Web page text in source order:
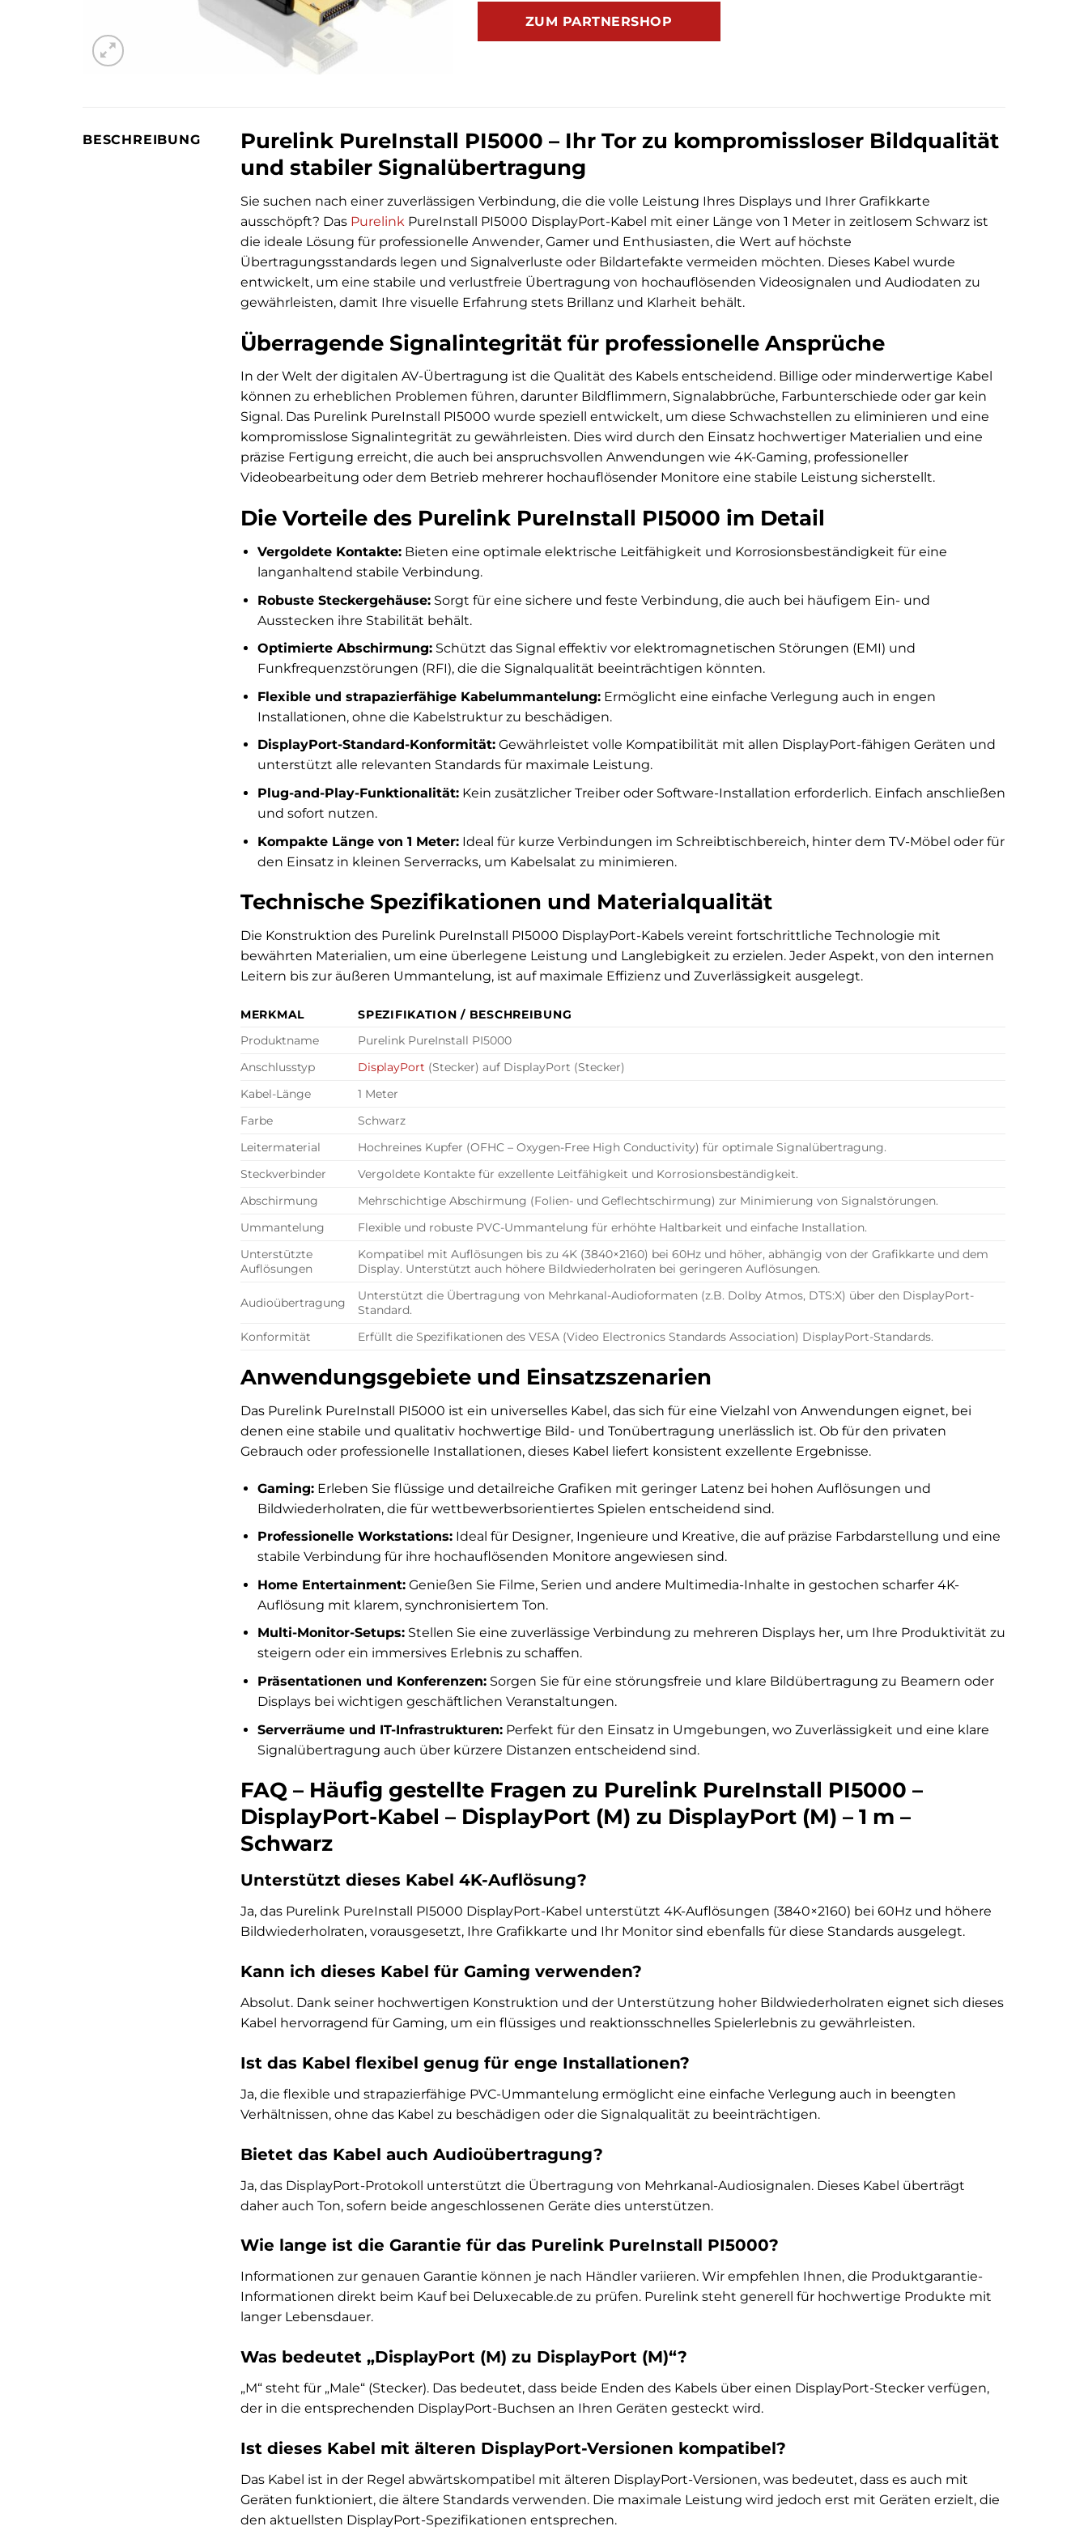
ZUM PARTNERSHOP
BESCHREIBUNG
Purelink PureInstall PI5000 – Ihr Tor zu kompromissloser Bildqualität
und stabiler Signalübertragung
Sie suchen nach einer zuverlässigen Verbindung, die die volle Leistung Ihres Displays und Ihrer Grafikkarte
ausschöpft? Das Purelink PureInstall PI5000 DisplayPort-Kabel mit einer Länge von 1 Meter in zeitlosem Schwarz ist
die ideale Lösung für professionelle Anwender, Gamer und Enthusiasten, die Wert auf höchste
Übertragungsstandards legen und Signalverluste oder Bildartefakte vermeiden möchten. Dieses Kabel wurde
entwickelt, um eine stabile und verlustfreie Übertragung von hochauflösenden Videosignalen und Audiodaten zu
gewährleisten, damit Ihre visuelle Erfahrung stets Brillanz und Klarheit behält.
Überragende Signalintegrität für professionelle Ansprüche
In der Welt der digitalen AV-Übertragung ist die Qualität des Kabels entscheidend. Billige oder minderwertige Kabel
können zu erheblichen Problemen führen, darunter Bildflimmern, Signalabbrüche, Farbunterschiede oder gar kein
Signal. Das Purelink PureInstall PI5000 wurde speziell entwickelt, um diese Schwachstellen zu eliminieren und eine
kompromisslose Signalintegrität zu gewährleisten. Dies wird durch den Einsatz hochwertiger Materialien und eine
präzise Fertigung erreicht, die auch bei anspruchsvollen Anwendungen wie 4K-Gaming, professioneller
Videobearbeitung oder dem Betrieb mehrerer hochauflösender Monitore eine stabile Leistung sicherstellt.
Die Vorteile des Purelink PureInstall PI5000 im Detail
Vergoldete Kontakte:Bieten eine optimale elektrische Leitfähigkeit und Korrosionsbeständigkeit für eine
langanhaltend stabile Verbindung.
Robuste Steckergehäuse:Sorgt für eine sichere und feste Verbindung, die auch bei häufigem Ein- und
Ausstecken ihre Stabilität behält.
Optimierte Abschirmung:Schützt das Signal effektiv vor elektromagnetischen Störungen (EMI) und
Funkfrequenzstörungen (RFI), die die Signalqualität beeinträchtigen könnten.
Flexible und strapazierfähige Kabelummantelung:Ermöglicht eine einfache Verlegung auch in engen
Installationen, ohne die Kabelstruktur zu beschädigen.
DisplayPort-Standard-Konformität:Gewährleistet volle Kompatibilität mit allen DisplayPort-fähigen Geräten und
unterstützt alle relevanten Standards für maximale Leistung.
Plug-and-Play-Funktionalität:Kein zusätzlicher Treiber oder Software-Installation erforderlich. Einfach anschließen
und sofort nutzen.
Kompakte Länge von 1 Meter:Ideal für kurze Verbindungen im Schreibtischbereich, hinter dem TV-Möbel oder für
den Einsatz in kleinen Serverracks, um Kabelsalat zu minimieren.
Technische Spezifikationen und Materialqualität
Die Konstruktion des Purelink PureInstall PI5000 DisplayPort-Kabels vereint fortschrittliche Technologie mit
bewährten Materialien, um eine überlegene Leistung und Langlebigkeit zu erzielen. Jeder Aspekt, von den internen
Leitern bis zur äußeren Ummantelung, ist auf maximale Effizienz und Zuverlässigkeit ausgelegt.
MERKMAL
SPEZIFIKATION / BESCHREIBUNG
Produktname
Purelink PureInstall PI5000
Anschlusstyp
DisplayPort (Stecker) auf DisplayPort (Stecker)
Kabel-Länge
1 Meter
Farbe
Schwarz
Leitermaterial
Hochreines Kupfer (OFHC – Oxygen-Free High Conductivity) für optimale Signalübertragung.
Steckverbinder
Vergoldete Kontakte für exzellente Leitfähigkeit und Korrosionsbeständigkeit.
Abschirmung
Mehrschichtige Abschirmung (Folien- und Geflechtschirmung) zur Minimierung von Signalstörungen.
Ummantelung
Flexible und robuste PVC-Ummantelung für erhöhte Haltbarkeit und einfache Installation.
Unterstützte
Auflösungen
Kompatibel mit Auflösungen bis zu 4K (3840×2160) bei 60Hz und höher, abhängig von der Grafikkarte und dem
Display. Unterstützt auch höhere Bildwiederholraten bei geringeren Auflösungen.
Audioübertragung
Unterstützt die Übertragung von Mehrkanal-Audioformaten (z.B. Dolby Atmos, DTS:X) über den DisplayPort-
Standard.
Konformität
Erfüllt die Spezifikationen des VESA (Video Electronics Standards Association) DisplayPort-Standards.
Anwendungsgebiete und Einsatzszenarien
Das Purelink PureInstall PI5000 ist ein universelles Kabel, das sich für eine Vielzahl von Anwendungen eignet, bei
denen eine stabile und qualitativ hochwertige Bild- und Tonübertragung unerlässlich ist. Ob für den privaten
Gebrauch oder professionelle Installationen, dieses Kabel liefert konsistent exzellente Ergebnisse.
Gaming:Erleben Sie flüssige und detailreiche Grafiken mit geringer Latenz bei hohen Auflösungen und
Bildwiederholraten, die für wettbewerbsorientiertes Spielen entscheidend sind.
Professionelle Workstations:Ideal für Designer, Ingenieure und Kreative, die auf präzise Farbdarstellung und eine
stabile Verbindung für ihre hochauflösenden Monitore angewiesen sind.
Home Entertainment:Genießen Sie Filme, Serien und andere Multimedia-Inhalte in gestochen scharfer 4K-
Auflösung mit klarem, synchronisiertem Ton.
Multi-Monitor-Setups:Stellen Sie eine zuverlässige Verbindung zu mehreren Displays her, um Ihre Produktivität zu
steigern oder ein immersives Erlebnis zu schaffen.
Präsentationen und Konferenzen:Sorgen Sie für eine störungsfreie und klare Bildübertragung zu Beamern oder
Displays bei wichtigen geschäftlichen Veranstaltungen.
Serverräume und IT-Infrastrukturen:Perfekt für den Einsatz in Umgebungen, wo Zuverlässigkeit und eine klare
Signalübertragung auch über kürzere Distanzen entscheidend sind.
FAQ – Häufig gestellte Fragen zu Purelink PureInstall PI5000 –
DisplayPort-Kabel – DisplayPort (M) zu DisplayPort (M) – 1 m –
Schwarz
Unterstützt dieses Kabel 4K-Auflösung?
Ja, das Purelink PureInstall PI5000 DisplayPort-Kabel unterstützt 4K-Auflösungen (3840×2160) bei 60Hz und höhere
Bildwiederholraten, vorausgesetzt, Ihre Grafikkarte und Ihr Monitor sind ebenfalls für diese Standards ausgelegt.
Kann ich dieses Kabel für Gaming verwenden?
Absolut. Dank seiner hochwertigen Konstruktion und der Unterstützung hoher Bildwiederholraten eignet sich dieses
Kabel hervorragend für Gaming, um ein flüssiges und reaktionsschnelles Spielerlebnis zu gewährleisten.
Ist das Kabel flexibel genug für enge Installationen?
Ja, die flexible und strapazierfähige PVC-Ummantelung ermöglicht eine einfache Verlegung auch in beengten
Verhältnissen, ohne das Kabel zu beschädigen oder die Signalqualität zu beeinträchtigen.
Bietet das Kabel auch Audioübertragung?
Ja, das DisplayPort-Protokoll unterstützt die Übertragung von Mehrkanal-Audiosignalen. Dieses Kabel überträgt
daher auch Ton, sofern beide angeschlossenen Geräte dies unterstützen.
Wie lange ist die Garantie für das Purelink PureInstall PI5000?
Informationen zur genauen Garantie können je nach Händler variieren. Wir empfehlen Ihnen, die Produktgarantie-
Informationen direkt beim Kauf bei Deluxecable.de zu prüfen. Purelink steht generell für hochwertige Produkte mit
langer Lebensdauer.
Was bedeutet „DisplayPort (M) zu DisplayPort (M)“?
„M“ steht für „Male“ (Stecker). Das bedeutet, dass beide Enden des Kabels über einen DisplayPort-Stecker verfügen,
der in die entsprechenden DisplayPort-Buchsen an Ihren Geräten gesteckt wird.
Ist dieses Kabel mit älteren DisplayPort-Versionen kompatibel?
Das Kabel ist in der Regel abwärtskompatibel mit älteren DisplayPort-Versionen, was bedeutet, dass es auch mit
Geräten funktioniert, die ältere Standards verwenden. Die maximale Leistung wird jedoch erst mit Geräten erzielt, die
den aktuellsten DisplayPort-Spezifikationen entsprechen.